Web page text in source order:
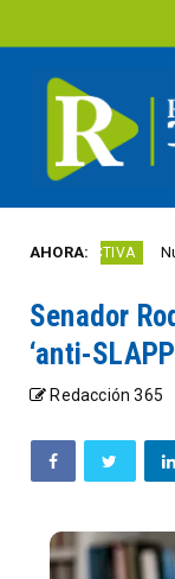
AHORA:
ACTIVA Nuevo
Senador
‘anti-
Redacción 365